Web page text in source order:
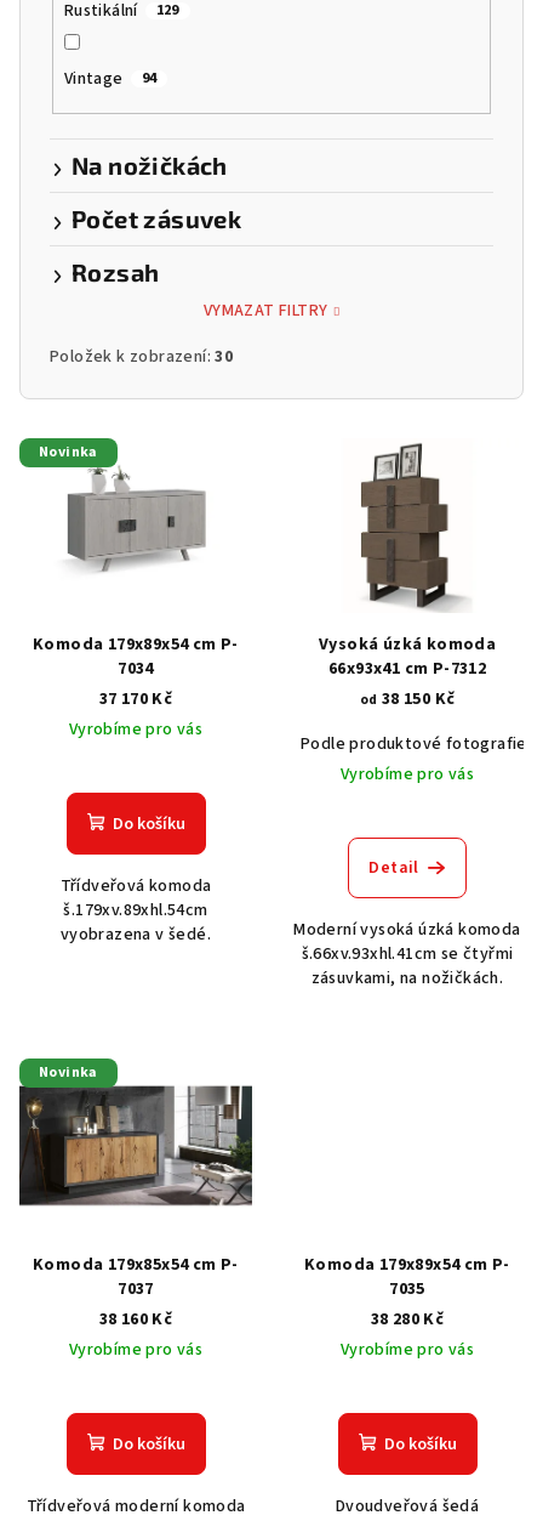
Rustikální 129
Vintage 94
Na nožičkách
Počet zásuvek
Rozsah
VYMAZAT FILTRY
Položek k zobrazení:30
V
ý
Novinka
Komoda 179x89x54 cm P-
7034
37 170 Kč
Vyrobíme pro vás
Do košíku
Třídveřová komoda
š.179xv.89xhl.54cm
vyobrazena v šedé.
Vysoká úzká komoda
66x93x41 cm P-7312
od 38 150 Kč
Podle produktové fotografie
Vyrobíme pro vás
Detail
Moderní vysoká úzká komoda
š.66xv.93xhl.41cm se čtyřmi
zásuvkami, na nožičkách.
Novinka
Komoda 179x85x54 cm P-
7037
38 160 Kč
Vyrobíme pro vás
Do košíku
Třídveřová moderní komoda
Komoda 179x89x54 cm P-
7035
38 280 Kč
Vyrobíme pro vás
Do košíku
Dvoudveřová šedá